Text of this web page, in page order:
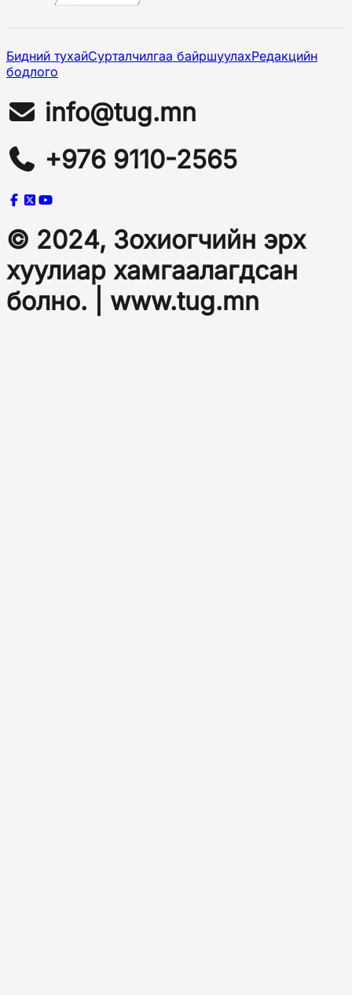
Бидний тухайСурталчилгаа байршуулахРедакцийн
бодлого
info@tug.mn
+976 9110-2565
© 2024, Зохиогчийн эрх
хуулиар хамгаалагдсан
болно. | www.tug.mn